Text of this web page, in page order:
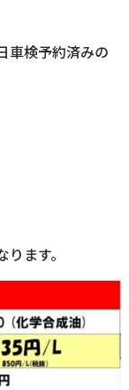
車検予約済みの
ます。